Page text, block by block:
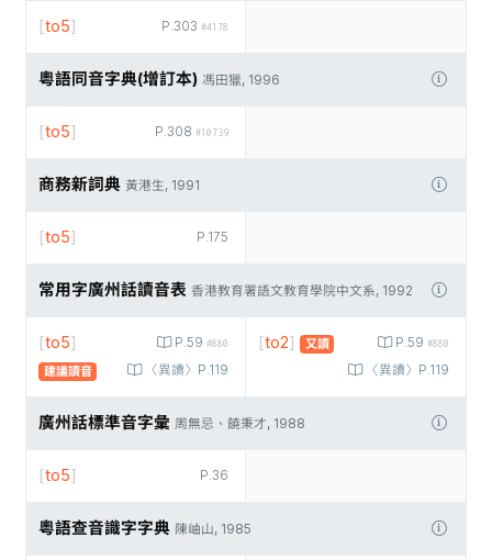
P.303 #4178
[to5]
粵語同音字典(增訂本) 馮田獵, 1996
P.308 #10739
[to5]
商務新詞典 黃港生, 1991
P.175
[to5]
常用字廣州話讀音表 香港教育署語文教育學院中文系, 1992
P.59 #880
〈異讀〉P.119
[to5]
建議讀音
P.59 #880
〈異讀〉P.119
[to2] 又讀
廣州話標準音字彙 周無忌、饒秉才, 1988
P.36
[to5]
粵語查音識字字典 陳岫山, 1985